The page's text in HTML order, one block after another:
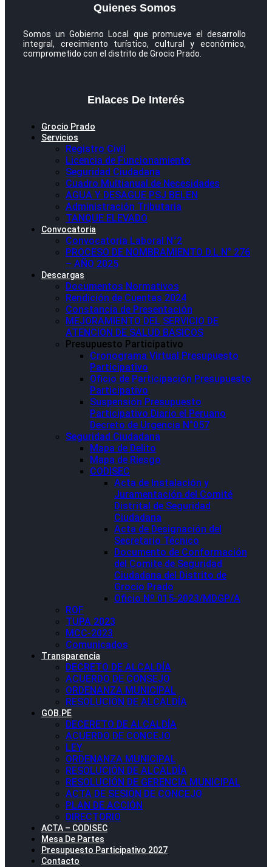
Quienes Somos
Somos un Gobierno Local que promueve el desarrollo
integral, crecimiento turístico, cultural y económico,
comprometido con el distrito de Grocio Prado.
Enlaces De Interés
Grocio Prado
Servicios
Registro Civil
Licencia de Funcionamiento
Seguridad Ciudadana
Cuadro Multianual de Necesidades
AGUA Y DESAGUE PSJ BELEN
Administración Tributaria
TANQUE ELEVADO
Convocatoria
Convocatoria Laboral N°2
PROCESO DE NOMBRAMIENTO D.L N° 276
– AÑO 2025
Descargas
Documentos Normativos
Rendición de Cuentas 2024
Constancia de Presentación
MEJORAMIENTO DEL SERVICIO DE
ATENCION DE SALUD BASICOS
Presupuesto Participativo
Cronograma Virtual Presupuesto
Participativo
Oficio de Participación Presupuesto
Participativo
Suspensión Presupuesto
Participativo Diario el Peruano
Decreto de Urgencia N°057
Seguridad Ciudadana
Mapa de Delito
Mapa de Riesgo
CODISEC
Acta de Instalación y
Juramentación del Comité
Distrital de Seguridad
Ciudadana
Acta de Designación del
Secretario Técnico
Documento de Conformación
del Comite de Seguridad
Ciudadana del Distrito de
Grocio Prado
Oficio Nº 015-2023/MDGP/A
ROF
TUPA 2023
MCC-2023
Comunicados
Transparencia
DECRETO DE ALCALDÍA
ACUERDO DE CONSEJO
ORDENANZA MUNICIPAL
RESOLUCIÓN DE ALCALDÍA
GOB.PE
DECERETO DE ALCALDÍA
ACUERDO DE CONCEJO
LEY
ORDENANZA MUNICIPAL
RESOLUCIÓN DE ALCALDÍA
RESOLUCIÓN DE GERENCIA MUNICIPAL
ACTA DE SESIÓN DE CONCEJO
PLAN DE ACCIÓN
DIRECTORIO
ACTA – CODISEC
Mesa De Partes
Presupuesto Participativo 2027
Contacto